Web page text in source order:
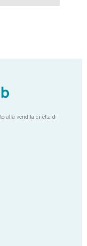
alla vendita diretta di